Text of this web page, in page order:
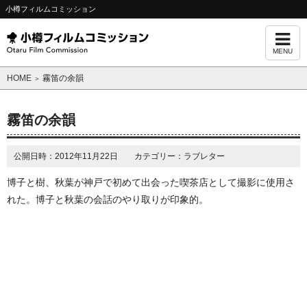
小樽フィルムコミッション
MENU
HOME ＞ 霧笛の余韻
霧笛の余韻
公開日時：2012年11月22日 カテゴリー：ラブレター
博子と樹、秋葉が神戸で初めて出会った喫茶店として撮影に使用さ
れた。博子と秋葉の会話のやり取りが印象的。